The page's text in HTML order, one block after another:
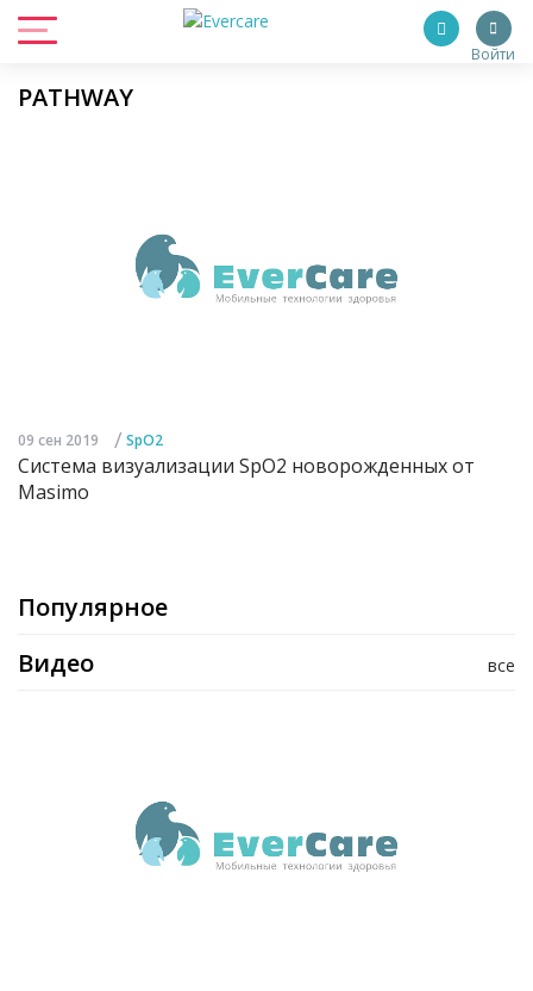
Войти
PATHWAY
09 сен 2019 / SpO2
Система визуализации SpO2 новорожденных от
Masimo
Популярное
все
Видео